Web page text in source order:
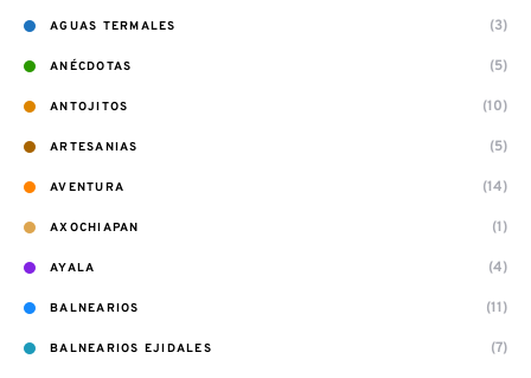
AGUAS TERMALES (3)
ANÉCDOTAS (5)
ANTOJITOS (10)
ARTESANIAS (5)
AVENTURA (14)
AXOCHIAPAN (1)
AYALA (4)
BALNEARIOS (11)
BALNEARIOS EJIDALES (7)